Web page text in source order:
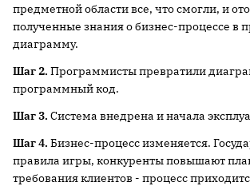
предметной области все, что смогли, и
полученные знания о бизнес-процессе в
диаграмму.
Шаг 2. Программисты превратили
программный код.
Шаг 3. Система внедрена и начала
Шаг 4. Бизнес-процесс изменяется.
правила игры, конкуренты повышают
требования клиентов - процесс